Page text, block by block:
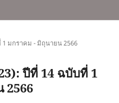
1 มกราคม - มิถุนายน 2566
ปีที่ 14 ฉบับที่ 1
2566